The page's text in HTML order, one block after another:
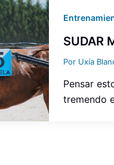
SUDAR
Por Uxía
Pensar
tremendo